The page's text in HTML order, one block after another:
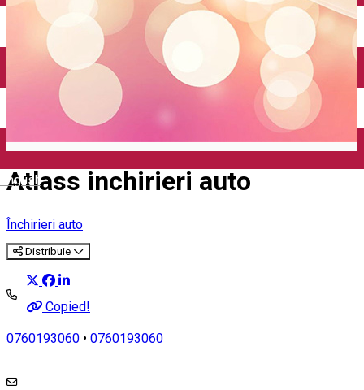
English
Închirieri biciclete
Încărcare vehicule electrice
Atlass inchirieri auto
Închirieri auto
Distribuie
Copied!
0760193060 • 0760193060